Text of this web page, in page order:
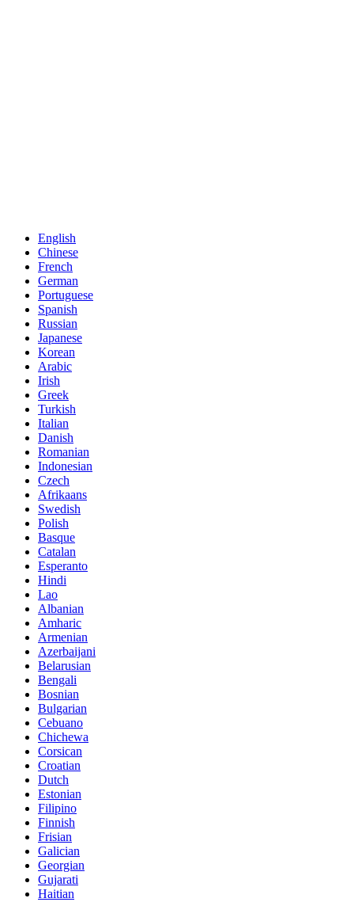
English
Chinese
French
German
Portuguese
Spanish
Russian
Japanese
Korean
Arabic
Irish
Greek
Turkish
Italian
Danish
Romanian
Indonesian
Czech
Afrikaans
Swedish
Polish
Basque
Catalan
Esperanto
Hindi
Lao
Albanian
Amharic
Armenian
Azerbaijani
Belarusian
Bengali
Bosnian
Bulgarian
Cebuano
Chichewa
Corsican
Croatian
Dutch
Estonian
Filipino
Finnish
Frisian
Galician
Georgian
Gujarati
Haitian